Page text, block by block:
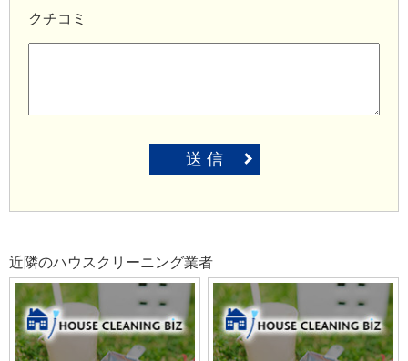
クチコミ
送 信
近隣のハウスクリーニング業者